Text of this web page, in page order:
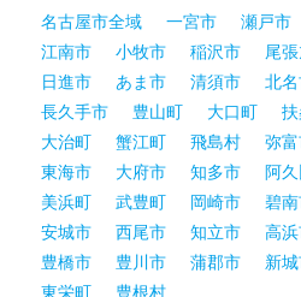
名古屋市全域 一宮市 瀬戸市
江南市
小牧市 稲沢市 尾
日進市
あま市 清須市 北
長久手市
豊山町 大口町
大治町
蟹江町 飛島村 弥
東海市
大府市 知多市 阿
美浜町
武豊町 岡崎市 碧
安城市
西尾市 知立市 高
豊橋市
豊川市 蒲郡市 新
東栄町
豊根村